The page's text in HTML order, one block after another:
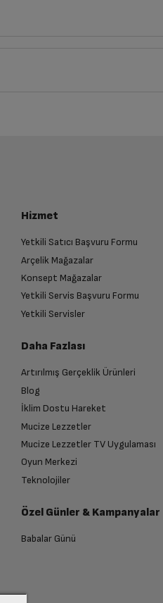
Hizmet
Yetkili Satıcı Başvuru Formu
Arçelik Mağazalar
Konsept Mağazalar
Yetkili Servis Başvuru Formu
Yetkili Servisler
Daha Fazlası
Artırılmış Gerçeklik Ürünleri
Blog
İklim Dostu Hareket
Mucize Lezzetler
Mucize Lezzetler TV Uygulaması
Oyun Merkezi
Teknolojiler
Özel Günler & Kampanyalar
Babalar Günü